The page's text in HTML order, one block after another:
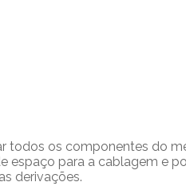
todos os componentes do
espaço para a cablagem e
derivações.